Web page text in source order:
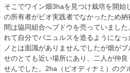
そこでワイン畑3haを見つけ栽培を開始
の所有者がビオ実践者でなかったため
間は協同組合へブドウを売っていまし
れて自分でバニュルスを造るようにな
ノとは面識がありませんでしたが畑が
せのとても近い場所にあり、二人が仲
せんでした。2ha（ビオディナミ）のグ